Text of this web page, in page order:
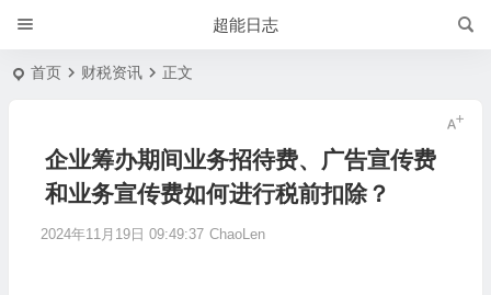
超能日志
首页 财税资讯 正文
企业筹办期间业务招待费、广告宣传费
和业务宣传费如何进行税前扣除？
2024年11月19日 09:49:37 ChaoLen